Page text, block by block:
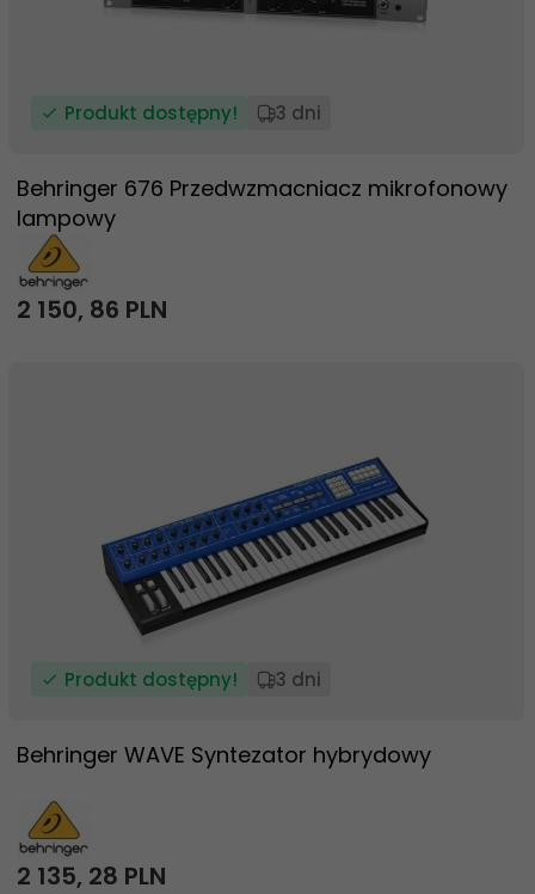
Produkt dostępny! 3 dni
Behringer 676 Przedwzmacniacz mikrofonowy
lampowy
2 150, 86 PLN
Produkt dostępny! 3 dni
Behringer WAVE Syntezator hybrydowy
2 135, 28 PLN